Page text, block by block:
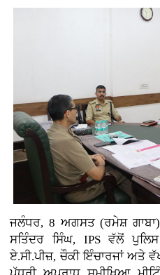
ਜਲੰਧਰ, 8 ਅਗਸਤ (ਰਮੇਸ਼
ਸਤਿੰਦਰ ਸਿੰਘ, IPS ਵੱਲੋਂ
ਏ.ਸੀ.ਪੀਜ਼, ਚੌਕੀ ਇੰਚਾਰਜਾਂ ਅਤੇ